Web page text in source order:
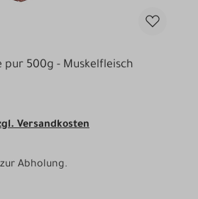
500g - Muskelfleisch
Versandkosten
Abholung.